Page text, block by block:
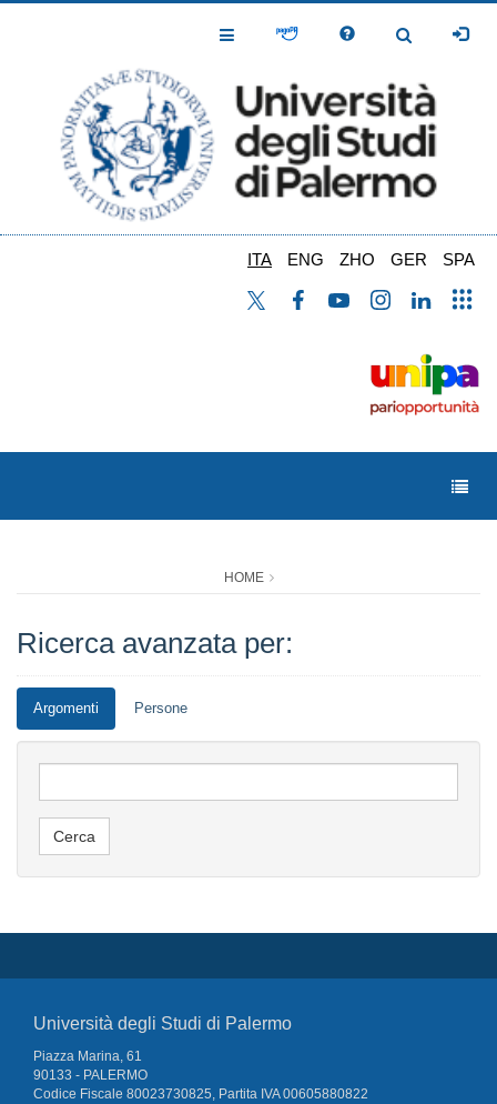
Toggle
Toggle
ITA ENG ZHO GER SPA
HOME
Ricerca avanzata per:
Argomenti Persone
Università degli Studi di Palermo
Piazza Marina, 61
90133 - PALERMO
Codice Fiscale 80023730825, Partita IVA 00605880822